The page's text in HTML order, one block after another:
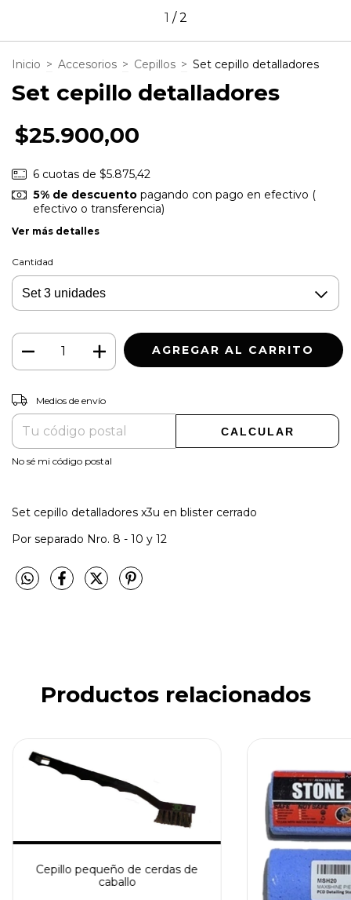
1 /2
Inicio > Accesorios > Cepillos > Set cepillo detalladores
Set cepillo detalladores
$25.900,00
6 cuotas de $5.875,42
5% de descuentopagando con pago en efectivo (
efectivo o transferencia)
Ver más detalles
Cantidad
Entregas para el CP:
Medios de envío
CALCULAR
No sé mi código postal
Set cepillo detalladores x3u en blister cerrado
Por separado Nro. 8 - 10 y 12
Productos relacionados
Cepillo pequeño de cerdas de
caballo